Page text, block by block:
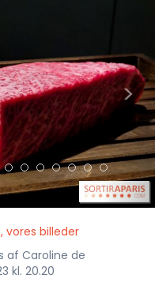
>
vores billeder
af Caroline de
kl. 20.20